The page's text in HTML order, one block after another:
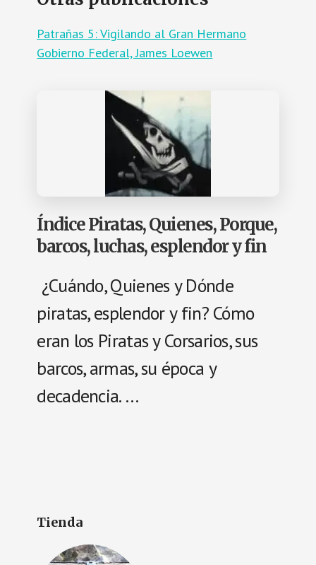
Patrañas 5: Vigilando al Gran Hermano
Gobierno Federal, James Loewen
Índice Piratas, Quienes, Porque,
barcos, luchas, esplendor y fin
¿Cuándo, Quienes y Dónde
piratas, esplendor y fin? Cómo
eran los Piratas y Corsarios, sus
barcos, armas, su época y
decadencia. …
Tienda